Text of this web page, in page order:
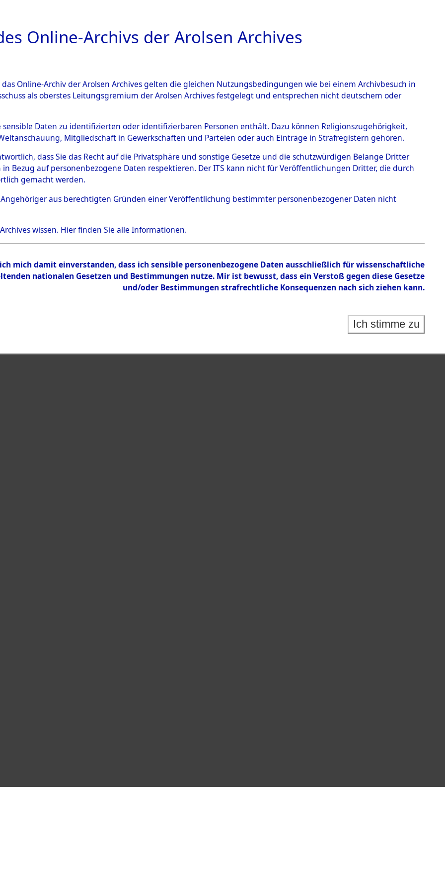
ARCHIVALE ÜBERSICHT BILD
→Landreis Moers→0044 (101104333)
0044 (101104333)
Übergeordnetes
Nordrhein-Westfalen
Inhalt
Zur Übersicht
Online-Archivs der Arolsen Archives
Online-Archiv der Arolsen Archives gelten die gleichen Nutzungsbedingungen wie bei einem Archivbesuch in
als oberstes Leitungsgremium der Arolsen Archives festgelegt und entsprechen nicht deutschem oder
sensible Daten zu identifizierten oder identifizierbaren Personen enthält. Dazu können Religionszugehörigkeit,
Mitgliedschaft in Gewerkschaften und Parteien oder auch Einträge in Strafregistern gehören.
dass Sie das Recht auf die Privatsphäre und sonstige Gesetze und die schutzwürdigen Belange Dritter
Bezug auf personenbezogene Daten respektieren. Der ITS kann nicht für Veröffentlichungen Dritter, die durch
gemacht werden.
Angehöriger aus berechtigten Gründen einer Veröffentlichung bestimmter personenbezogener Daten nicht
wissen. Hierfinden Sie alle Informationen.
mich damit einverstanden, dass ich sensible personenbezogene Daten ausschließlich für wissenschaftliche
nationalen Gesetzen und Bestimmungen nutze. Mir ist bewusst, dass ein Verstoß gegen diese Gesetze
und/oder Bestimmungen strafrechtliche Konsequenzen nach sich ziehen kann.
Ich stimme zu